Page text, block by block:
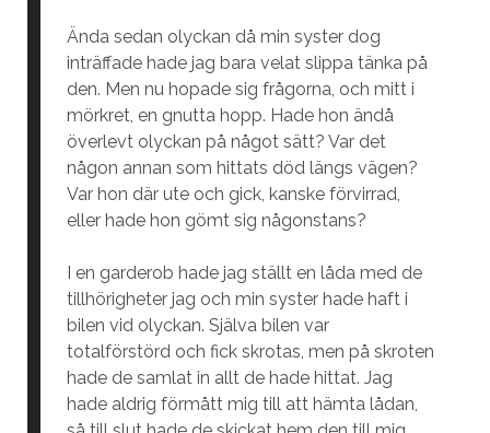
Ända sedan olyckan då min syster dog
inträffade hade jag bara velat slippa tänka på
den. Men nu hopade sig frågorna, och mitt i
mörkret, en gnutta hopp. Hade hon ändå
överlevt olyckan på något sätt? Var det
någon annan som hittats död längs vägen?
Var hon där ute och gick, kanske förvirrad,
eller hade hon gömt sig någonstans?
I en garderob hade jag ställt en låda med de
tillhörigheter jag och min syster hade haft i
bilen vid olyckan. Själva bilen var
totalförstörd och fick skrotas, men på skroten
hade de samlat in allt de hade hittat. Jag
hade aldrig förmått mig till att hämta lådan,